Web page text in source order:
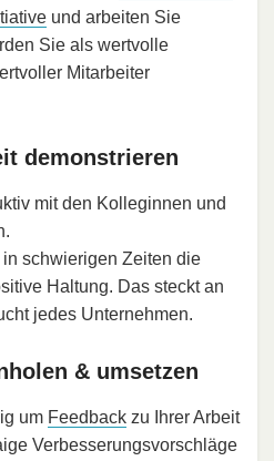
und arbeiten Sie
Sie als wertvolle
Mitarbeiter
demonstrieren
mit den Kolleginnen und
schwierigen Zeiten die
Haltung. Das steckt an
jedes Unternehmen.
& umsetzen
um Feedback zu Ihrer Arbeit
Verbesserungsvorschläge